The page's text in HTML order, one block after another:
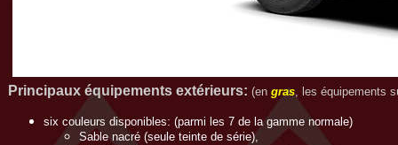
Principaux équipements extérieurs: (en gras, les équipements
six couleurs disponibles: (parmi les 7 de la gamme normale)
Sable nacré (seule teinte de série),